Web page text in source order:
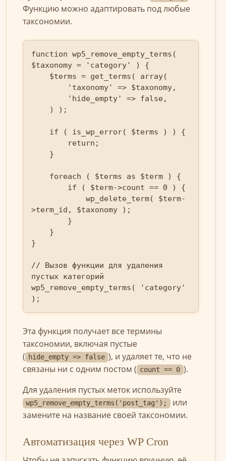
Функцию можно адаптировать под любые
таксономии.
function wp5_remove_empty_terms(
$taxonomy = 'category' ) {
>term_id, $taxonomy );
}
// Вызов функции для удаления
пустых категорий
wp5_remove_empty_terms( 'category'
);
Эта функция получает все термины
таксономии, включая пустые
( hide_empty => false ), и удаляет те, что не
связаны ни с одним постом ( count == 0 ).
Для удаления пустых меток используйте
wp5_remove_empty_terms('post_tag'); или
замените на название своей таксономии.
Автоматизация через WP Cron